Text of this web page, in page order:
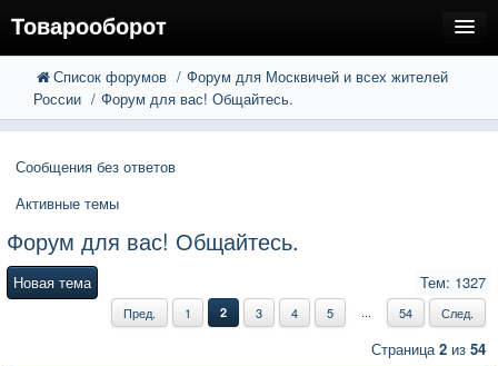
Товарооборот
FAQ
Пользователи
Регистрация
Вход
Поиск
Расширенный поиск
Список форумов
Форум для Москвичей и всех жителей
России
Форум для вас! Общайтесь.
Сообщения без ответов
Активные темы
Форум для вас! Общайтесь.
Новая тема Тем: 1327
Пред. 1 2 3 4 5 ... 54 След.
Страница2 из 54